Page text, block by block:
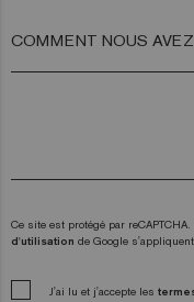
Ce site est protégé par reCAPTCHA.
d'utilisation de Google
J'ai lu et j'accepte les